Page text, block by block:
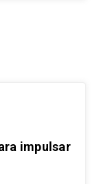
impulsar